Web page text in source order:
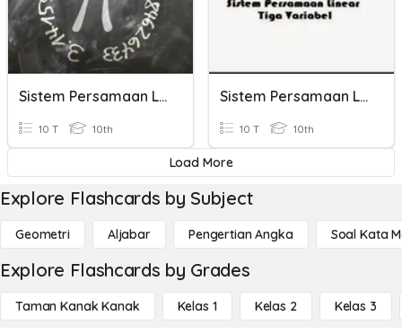
Sistem Persamaan Linear Tiga Variabel (2)
10 T 10th
Sistem Persamaan Linear Tiga Variabel
10 T 10th
Load More
Explore Flashcards by Subject
Geometri Aljabar Pengertian Angka Soal Kata
Explore Flashcards by Grades
Taman Kanak Kanak Kelas 1 Kelas 2 Kelas 3